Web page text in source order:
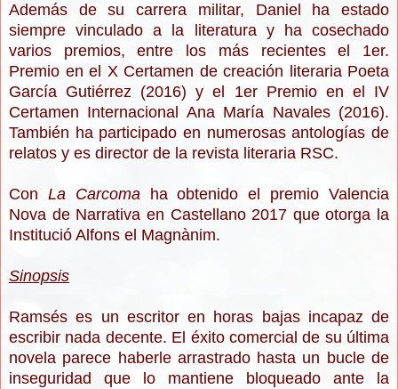
Además de su carrera militar, Daniel ha estado
siempre vinculado a la literatura y ha cosechado
varios premios, entre los más recientes el 1er.
Premio en el X Certamen de creación literaria Poeta
García Gutiérrez (2016) y el 1er Premio en el IV
Certamen Internacional Ana María Navales (2016).
También ha participado en numerosas antologías de
relatos y es director de la revista literaria RSC.
Con La Carcomaha obtenido el premio Valencia
Nova de Narrativa en Castellano 2017 que otorga la
Institució Alfons el Magnànim.
Sinopsis
Ramsés es un escritor en horas bajas incapaz de
escribir nada decente. El éxito comercial de su última
novela parece haberle arrastrado hasta un bucle de
inseguridad que lo mantiene bloqueado ante la